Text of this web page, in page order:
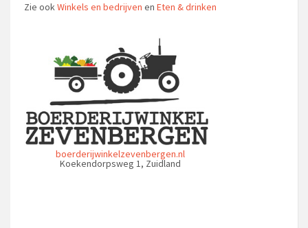
Zie ookWinkels en bedrijven en Eten & drinken
boerderijwinkelzevenbergen.nl
Koekendorpsweg 1, Zuidland